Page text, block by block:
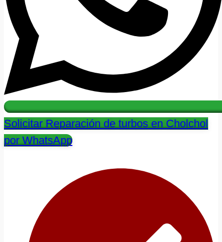
Solicitar Reparación de turbos en Cholchol
por WhatsApp